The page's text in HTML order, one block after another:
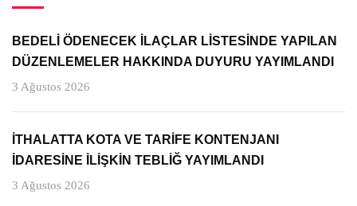
BEDELİ ÖDENECEK İLAÇLAR LİSTESİNDE YAPILAN
DÜZENLEMELER HAKKINDA DUYURU YAYIMLANDI
3 Ağustos 2026
İTHALATTA KOTA VE TARİFE KONTENJANI
İDARESİNE İLİŞKİN TEBLİĞ YAYIMLANDI
3 Ağustos 2026